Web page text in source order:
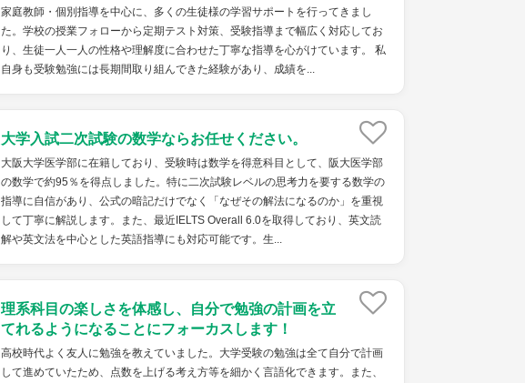
家庭教師・個別指導を中心に、多くの生徒様の学習サポートを行ってきまし
た。学校の授業フォローから定期テスト対策、受験指導まで幅広く対応してお
り、生徒一人一人の性格や理解度に合わせた丁寧な指導を心がけています。 私
自身も受験勉強には長期間取り組んできた経験があり、成績を...
大学入試二次試験の数学ならお任せください。
大阪大学医学部に在籍しており、受験時は数学を得意科目として、阪大医学部
の数学で約95％を得点しました。特に二次試験レベルの思考力を要する数学の
指導に自信があり、公式の暗記だけでなく「なぜその解法になるのか」を重視
して丁寧に解説します。また、最近IELTS Overall 6.0を取得しており、英文読
解や英文法を中心とした英語指導にも対応可能です。生...
理系科目の楽しさを体感し、自分で勉強の計画を立
てれるようになることにフォーカスします！
高校時代よく友人に勉強を教えていました。大学受験の勉強は全て自分で計画
して進めていたため、点数を上げる考え方等を細かく言語化できます。また、